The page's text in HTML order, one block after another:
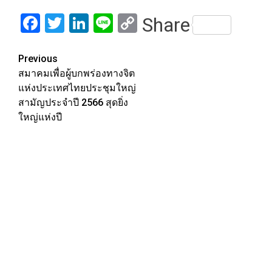
Facebook
Twitter
LinkedIn
LineCopy
Share
Post
navigation
Previous
สมาคมเพื่อผู้บกพร่องทางจิต
แห่งประเทศไทยประชุมใหญ่
สามัญประจำปี 2566 สุดยิ่ง
ใหญ่แห่งปี